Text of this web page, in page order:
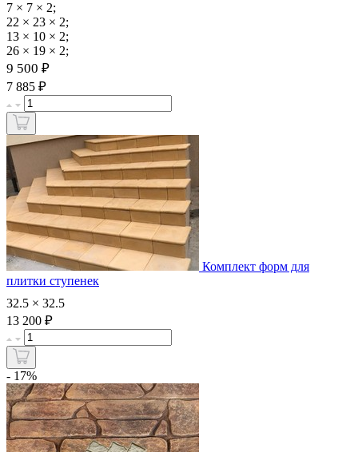
7 × 7 × 2;
22 × 23 × 2;
13 × 10 × 2;
26 × 19 × 2;
9 500 ₽
7 885 ₽
Комплект форм для
плитки ступенек
32.5 × 32.5
13 200 ₽
- 17%